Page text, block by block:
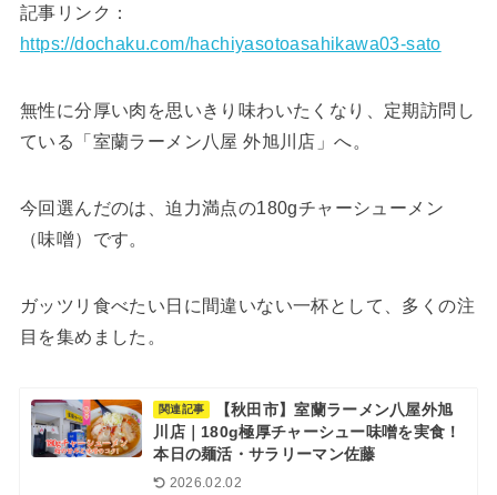
記事リンク：
https://dochaku.com/hachiyasotoasahikawa03-sato
無性に分厚い肉を思いきり味わいたくなり、定期訪問し
ている「室蘭ラーメン八屋 外旭川店」へ。
今回選んだのは、迫力満点の180gチャーシューメン
（味噌）です。
ガッツリ食べたい日に間違いない一杯として、多くの注
目を集めました。
関連記事
【秋田市】室蘭ラーメン八屋外旭
川店｜180g極厚チャーシュー味噌を実食！
本日の麺活・サラリーマン佐藤
2026.02.02